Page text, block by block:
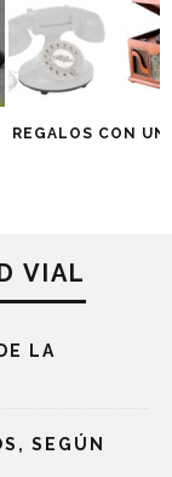
REGALOS CON
VIAL
LA
SEGÚN